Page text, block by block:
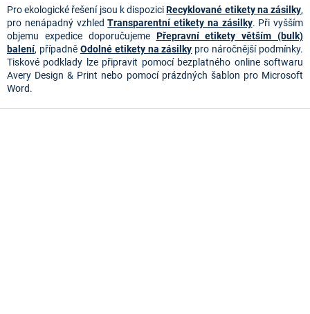
ý
p
i
s
u
Pro ekologické řešení jsou k dispoziciRecyklované etikety na zásilky,
pro nenápadný vzhledTransparentní etikety na zásilky. Při vyšším
objemu expedice doporučujeme Přepravní etikety větším (bulk)
balení, případně Odolné etikety na zásilky pro náročnější podmínky.
Tiskové podklady lze připravit pomocí bezplatného online softwaru
Avery Design & Print nebo pomocí prázdných šablon pro Microsoft
Word.